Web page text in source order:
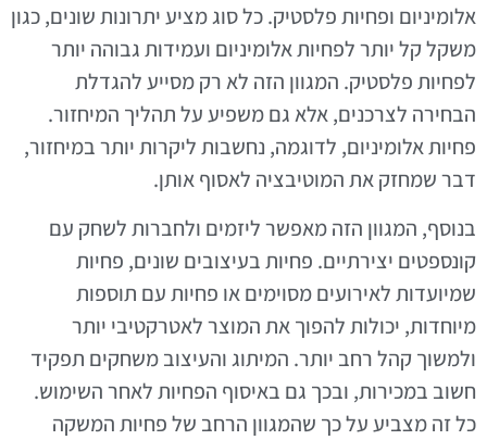
אלומיניום ופחיות פלסטיק. כל סוג מציע יתרונות שונים, כגון
משקל קל יותר לפחיות אלומיניום ועמידות גבוהה יותר
לפחיות פלסטיק. המגוון הזה לא רק מסייע להגדלת
הבחירה לצרכנים, אלא גם משפיע על תהליך המיחזור.
פחיות אלומיניום, לדוגמה, נחשבות ליקרות יותר במיחזור,
דבר שמחזק את המוטיבציה לאסוף אותן.
בנוסף, המגוון הזה מאפשר ליזמים ולחברות לשחק עם
קונספטים יצירתיים. פחיות בעיצובים שונים, פחיות
שמיועדות לאירועים מסוימים או פחיות עם תוספות
מיוחדות, יכולות להפוך את המוצר לאטרקטיבי יותר
ולמשוך קהל רחב יותר. המיתוג והעיצוב משחקים תפקיד
חשוב במכירות, ובכך גם באיסוף הפחיות לאחר השימוש.
כל זה מצביע על כך שהמגוון הרחב של פחיות המשקה